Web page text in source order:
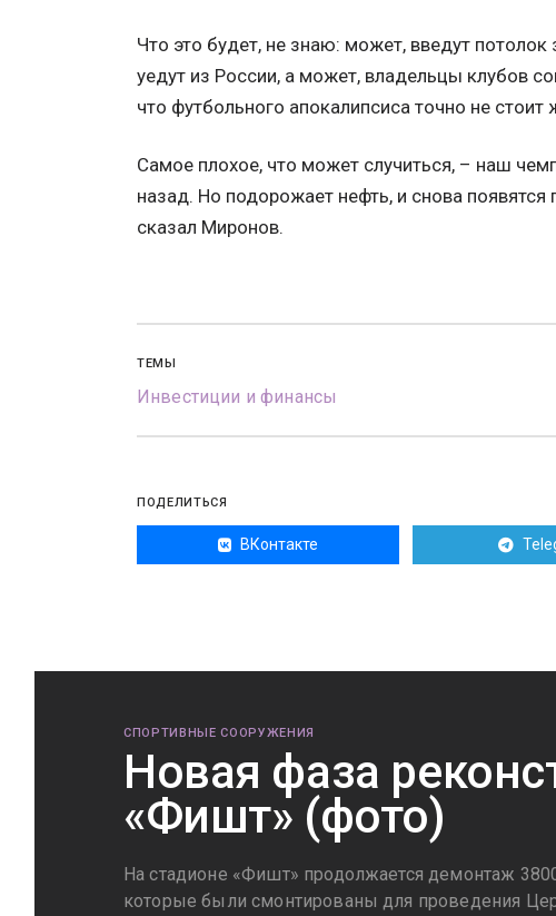
Что это будет, не знаю: может, введут
уедут из России, а может, владельцы клубов
что футбольного апокалипсиса точно не стоит
Самое плохое, что может случиться, – наш
назад. Но подорожает нефть, и снова
сказал Миронов.
ТЕМЫ
Инвестиции и финансы
ПОДЕЛИТЬСЯ
ВКонтакте
СПОРТИВНЫЕ СООРУЖЕНИЯ
Новая фаза
«Фишт» (фото)
На стадионе «Фишт» продолжается демонтаж
которые были смонтированы для проведения